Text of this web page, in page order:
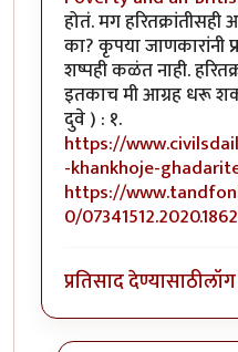
होतं. मग हरितक्रांतीसही
का? कृपया जाणकारांनी
शष्पही कळंत नाही.
इतकाच मी आग्रह धरू
दुवे ) : १.
https://
-khankhoje-
https://
0/
प्रतिसाद देण्यासाठी